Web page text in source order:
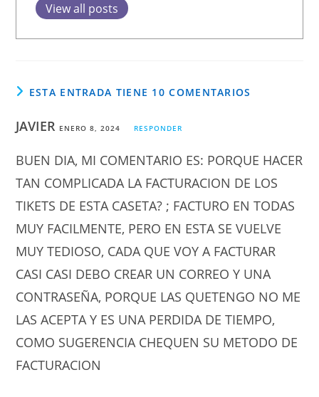
View all posts
ESTA ENTRADA TIENE 10 COMENTARIOS
JAVIER ENERO 8, 2024 RESPONDER
BUEN DIA, MI COMENTARIO ES: PORQUE HACER
TAN COMPLICADA LA FACTURACION DE LOS
TIKETS DE ESTA CASETA? ; FACTURO EN TODAS
MUY FACILMENTE, PERO EN ESTA SE VUELVE
MUY TEDIOSO, CADA QUE VOY A FACTURAR
CASI CASI DEBO CREAR UN CORREO Y UNA
CONTRASEÑA, PORQUE LAS QUETENGO NO ME
LAS ACEPTA Y ES UNA PERDIDA DE TIEMPO,
COMO SUGERENCIA CHEQUEN SU METODO DE
FACTURACION